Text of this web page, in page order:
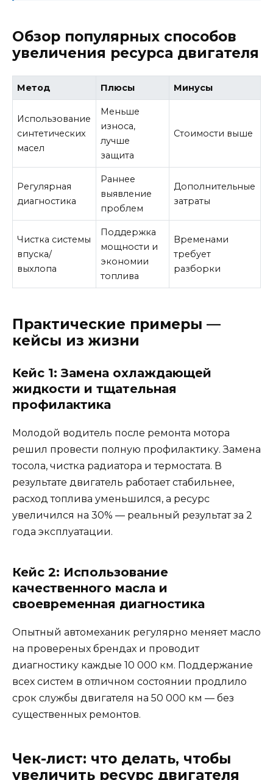
Обзор популярных способов
увеличения ресурса двигателя
Метод Плюсы Минусы
Использование
синтетических
масел
Меньше
износа,
лучше
защита
Стоимости выше
Регулярная
диагностика
Раннее
выявление
проблем
Дополнительные
затраты
Чистка системы
впуска/
выхлопа
Поддержка
мощности и
экономии
топлива
Временами
требует
разборки
Практические примеры —
кейсы из жизни
Кейс 1: Замена охлаждающей
жидкости и тщательная
профилактика
Молодой водитель после ремонта мотора
решил провести полную профилактику. Замена
тосола, чистка радиатора и термостата. В
результате двигатель работает стабильнее,
расход топлива уменьшился, а ресурс
увеличился на 30% — реальный результат за 2
года эксплуатации.
Кейс 2: Использование
качественного масла и
своевременная диагностика
Опытный автомеханик регулярно меняет масло
на провереных брендах и проводит
диагностику каждые 10 000 км. Поддержание
всех систем в отличном состоянии продлило
срок службы двигателя на 50 000 км — без
существенных ремонтов.
Чек-лист: что делать, чтобы
увеличить ресурс двигателя